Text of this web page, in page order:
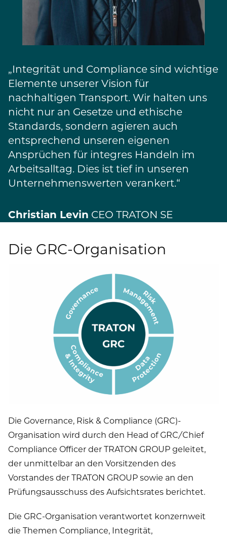
„Integrität und Compliance sind wichtige
Elemente unserer Vision für
nachhaltigen Transport. Wir halten uns
nicht nur an Gesetze und ethische
Standards, sondern agieren auch
entsprechend unseren eigenen
Ansprüchen für integres Handeln im
Arbeitsalltag. Dies ist tief in unseren
Unternehmenswerten verankert.“
Christian Levin CEO TRATON SE
Die GRC-Organisation
Die Governance, Risk & Compliance (GRC)-
Organisation wird durch den Head of GRC/Chief
Compliance Officer der TRATON GROUP geleitet,
der unmittelbar an den Vorsitzenden des
Vorstandes der TRATON GROUP sowie an den
Prüfungsausschuss des Aufsichtsrates berichtet.
Die GRC-Organisation verantwortet konzernweit
die Themen Compliance, Integrität,